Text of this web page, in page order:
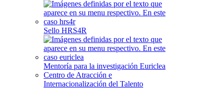
Sello HRS4R
Mentoría para la investigación Euriclea
Centro de Atracción e
Internacionalización del Talento